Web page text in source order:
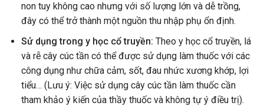
non tuy không cao nhưng với số lượng lớn và dễ trồng,
đây có thể trở thành một nguồn thu nhập phụ ổn định.
Sử dụng trong y học cổ truyền: Theo y học cổ truyền, lá
và rễ cây cúc tần có thể được sử dụng làm thuốc với các
công dụng như chữa cảm, sốt, đau nhức xương khớp, lợi
tiểu… (Lưu ý: Việc sử dụng cây cúc tần làm thuốc cần
tham khảo ý kiến của thầy thuốc và không tự ý điều trị).